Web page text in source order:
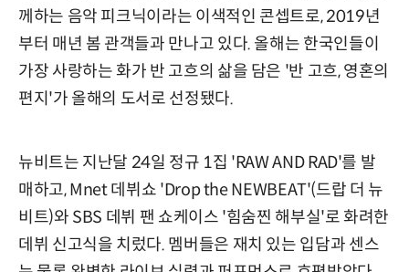
께하는 음악 피크닉이라는 이색적인 콘셉트로, 2019년
부터 매년 봄 관객들과 만나고 있다. 올해는 한국인들이
가장 사랑하는 화가 반 고흐의 삶을 담은 '반 고흐, 영혼의
편지'가 올해의 도서로 선정됐다.
뉴비트는 지난달 24일 정규 1집 'RAW AND RAD'를 발
매하고, Mnet 데뷔쇼 'Drop the NEWBEAT'(드랍 더 뉴
비트)와 SBS 데뷔 팬 쇼케이스 '힘숨찐 해부실'로 화려한
데뷔 신고식을 치렀다. 멤버들은 재치 있는 입담과 센스